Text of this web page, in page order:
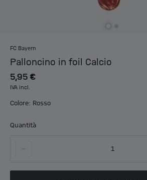
FC Bayern
Palloncino in foil Calcio
5,95 €
IVA incl.
Colore: Rosso
Quantità
1